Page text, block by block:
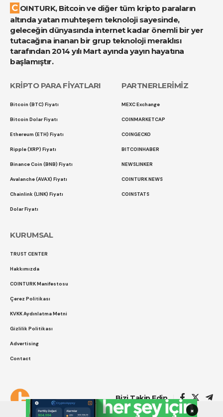
×
COINTURK, Bitcoin ve diğer tüm kripto paraların
altında yatan muhteşem teknoloji sayesinde,
geleceğin dünyasında internet kadar önemli bir yer
tutacağına inanan bir grup teknoloji meraklısı
tarafından 2014 yılı Mart ayında yayın hayatına
başlamıştır.
KRİPTO PARA FİYATLARI
Bitcoin (BTC) Fiyatı
Bitcoin Dolar Fiyatı
Ethereum (ETH) Fiyatı
Ripple (XRP) Fiyatı
Binance Coin (BNB) Fiyatı
Avalanche (AVAX) Fiyatı
Chainlink (LINK) Fiyatı
Dolar Fiyatı
PARTNERLERİMİZ
MEXC Exchange
COINMARKETCAP
COINGECKO
BITCOINHABER
NEWSLINKER
COINTURK NEWS
COINSTATS
KURUMSAL
TRUST CENTER
Hakkımızda
COINTURK Manifestosu
Çerez Politikası
KVKK Aydınlatma Metni
Gizlilik Politikası
Advertising
Contact
Bizi Takip Edin
Çerez Politikası Gizlilik Politikası